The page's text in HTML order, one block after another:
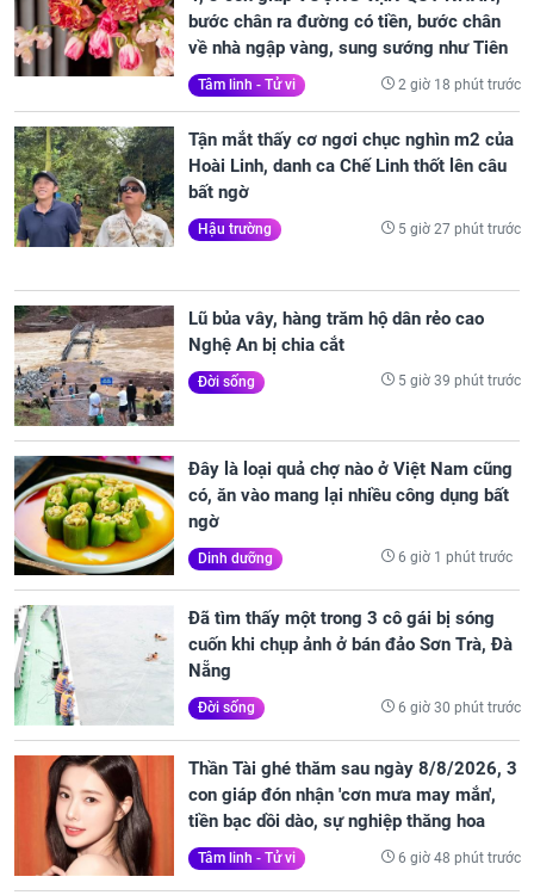
bước chân ra đường có tiền, bước chân
về nhà ngập vàng, sung sướng như Tiên
Tâm linh - Tử vi 2 giờ 18 phút trước
Tận mắt thấy cơ ngơi chục nghìn m2 của
Hoài Linh, danh ca Chế Linh thốt lên câu
bất ngờ
Hậu trường 5 giờ 27 phút trước
Lũ bủa vây, hàng trăm hộ dân rẻo cao
Nghệ An bị chia cắt
Đời sống 5 giờ 39 phút trước
Đây là loại quả chợ nào ở Việt Nam cũng
có, ăn vào mang lại nhiều công dụng bất
ngờ
Dinh dưỡng 6 giờ 1 phút trước
Đã tìm thấy một trong 3 cô gái bị sóng
cuốn khi chụp ảnh ở bán đảo Sơn Trà, Đà
Nẵng
Đời sống 6 giờ 30 phút trước
Thần Tài ghé thăm sau ngày 8/8/2026, 3
con giáp đón nhận 'cơn mưa may mắn',
tiền bạc dồi dào, sự nghiệp thăng hoa
Tâm linh - Tử vi 6 giờ 48 phút trước